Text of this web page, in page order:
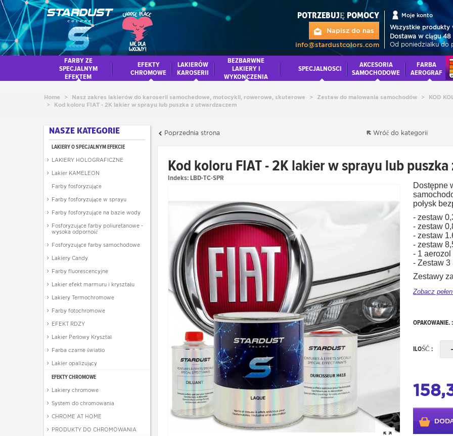
POTRZEBUJĘ POMOCY
Napisz do nas
info@stardustcolors.com
Moje konto
Wszystkie produkty
Dostawa w ciągu 48
Od poniedziałku
FARBY ZE
SPECJALNYM
EFEKTEM
EFEKTY
CHROMOWE
LAKIERÓW
KAROSERII
BEZBARWNE
LAKIERY I
WYKONCZENIA
SPECJALNOSCI
AKCESORIA
SAMOCHODOWE
FARBA
AEROGRAF
Home > Nasz zakres lakierów do karoserii samochedowe, motocykli, rowerowe, skuterowe > Zestaw do malowania samochodów >
KOD
>
Kod koloru FIAT - 2K lakier w sprayu lub puszka z utwardzaczem
NASZE KATEGORIE
LAKIERY O SPECJALNYM EFEKCIE
LAKIERY HOLOGRAFICZNE
Lakier KAMELEON
Farby fosforyzujące
Farby fosforyzujące w sprayu
Farby fosforyzujące na bazie wody
Fosforyzujące farby poliuretanowe -
wysoka odporność
Fosforyzujące farby samochodowe
Lakiery Candy
Farby fluorescencyjne
Lakier efekt marmuru i kryształu
Lakiery Termochromowe
Farby fotochromowe
EFEKT RDZY
Lakier Perłowy Kryształ
Farba czarne światło
Lakier opalizujący
EFEKTY CHROMOWE
Lakiery chromowe
System do chromowania
CHROME AT HOME
PRODUKTY DO CHROMOWANIA
Poprzednia strona Wróć do kategorii
Kod koloru FIAT - 2K lakier w sprayu lub
Indeks:LBD-TC-SPR
Dostępne
połysk
- zestaw
- zestaw
- zestaw
- zestaw
- 1 aerozol
- Zestaw 3
Zestawy
Zobacz
OPAKOWANIE.
ILOŚĆ :